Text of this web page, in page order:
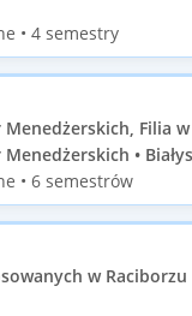
• 4 semestry
Menedżerskich, Filia
Menedżerskich •
• 6 semestrów
w Raciborzu